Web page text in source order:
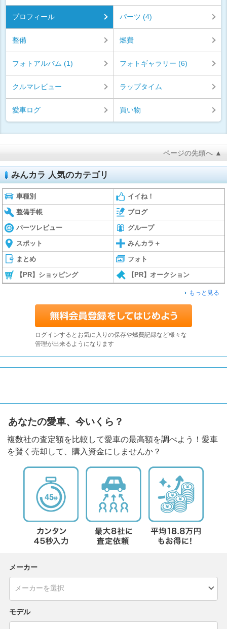
プロフィール パーツ (4)
整備 燃費
フォトアルバム (1) フォトギャラリー (6)
クルマレビュー ラップタイム
愛車ログ 買い物
ページの先頭へ ▲
みんカラ 人気のカテゴリ
車種別 イイね！
整備手帳 ブログ
パーツレビュー グループ
スポット みんカラ＋
まとめ フォト
【PR】ショッピング 【PR】オークション
もっと見る
ログインするとお気に入りの保存や燃費記録など様々な
管理が出来るようになります
あなたの愛車、今いくら？
複数社の査定額を比較して愛車の最高額を調べよう！愛車
を賢く売却して、購入資金にしませんか？
メーカー
モデル